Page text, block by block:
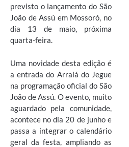
previsto o lançamento do São
João de Assú em Mossoró, no
dia 13 de maio, próxima
quarta-feira.
Uma novidade desta edição é
a entrada do Arraiá do Jegue
na programação oficial do São
João de Assú. O evento, muito
aguardado pela comunidade,
acontece no dia 20 de junho e
passa a integrar o calendário
geral da festa, ampliando as